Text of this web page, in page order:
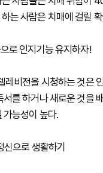
는 사람은 치매에 걸릴
로 인지기능 유지하자!
레비전을 시청하는 것은
를 하거나 새로운 것을
가능성이 높다.
으로 생활하기